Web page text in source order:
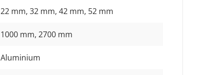
22 mm, 32 mm, 42 mm, 52 mm
1000 mm, 2700 mm
Aluminium